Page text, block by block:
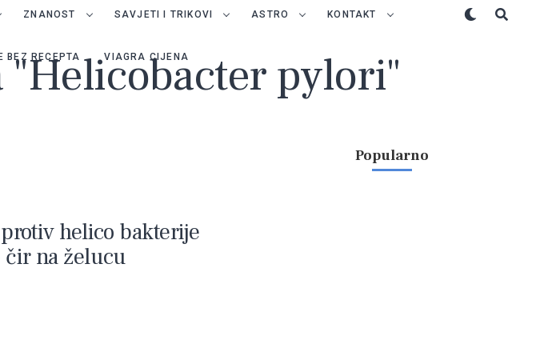
ZNANOST SAVJETI I TRIKOVI ASTRO KONTAKT
BEZ RECEPTA VIAGRA CIJENA
"Helicobacter pylori"
helico bakterije
čir na želucu
Popularno